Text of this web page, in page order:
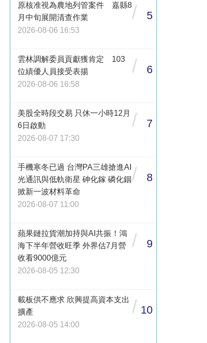
原核准視為農地列管案件 嘉縣8
月中旬展開清查作業
2026-08-06 16:53
/ 5
雲林調解委員貢獻獲肯定 103
位績優人員接受表揚
2026-08-06 16:58
/ 6
美股全時段交易 只休一小時12月
6日啟動
2026-08-07 17:30
/ 7
手機寒冬已過 台灣PA三雄搶進AI
光通訊與低軌衛星 砷化鎵 磷化銦
掀新一波材料革命
2026-08-07 11:00
/ 8
蘋果鏈拉貨潮加持與AI共振！鴻
海下半年營收旺季 外界估7月營
收看9000億元
2026-08-05 12:30
/ 9
載板供不應求 欣興提高資本支出
擴產
2026-08-05 14:00
/ 10